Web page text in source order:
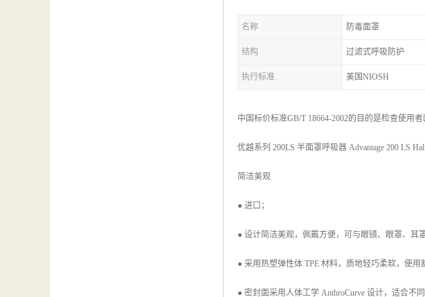
名称 防毒面罩
结构 过滤式呼吸防护
执行标准 美国NIOSH
中国标价标准GB/T 18664-2002的目的是检查使用
优越系列 200LS 半面罩呼吸器 Advantage 200 LS
简洁美观
● 进口；
● 设计简洁美观，佩戴方便，可与眼镜、眼罩、耳
● 采用热塑弹性体 TPE 材料，质地轻巧柔软，使用
● 密封面采用人体工学 AnthroCurve 设计，适合不同